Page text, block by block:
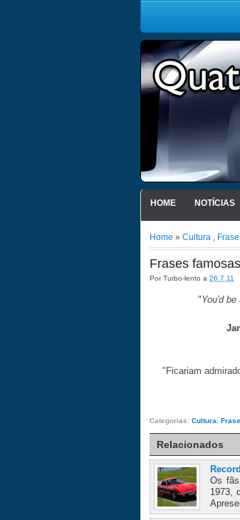
HOME NOTÍCIAS
Home » Cultura ,
Frases
PorTurbo-lento a 26.7.11
"You'd
"Ficariam
Categorias: Cultura
Relacionados
Os
1973,